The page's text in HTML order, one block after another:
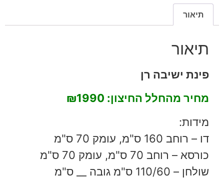
תיאור
תיאור
פינת ישיבה רן
מחיר מהחלל החיצון:₪1990
מידות:
דו – רוחב 160 ס"מ, עומק 70 ס"מ
כורסא – רוחב 70 ס"מ, עומק 70 ס"מ
שולחן – 110/60 ס"מ גובה __ ס"מ